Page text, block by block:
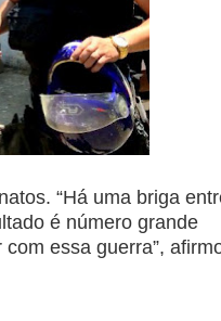
“Há uma briga
é número grande
essa guerra”,